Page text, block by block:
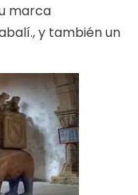
marca
y también un